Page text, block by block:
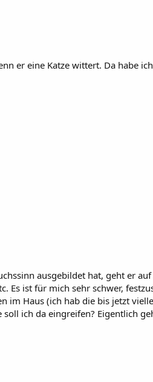
er eine Katze wittert. Da habe
ausgebildet hat, geht er
Es ist für mich sehr schwer,
im Haus (ich hab die bis jetzt
ich da eingreifen? Eigentlich